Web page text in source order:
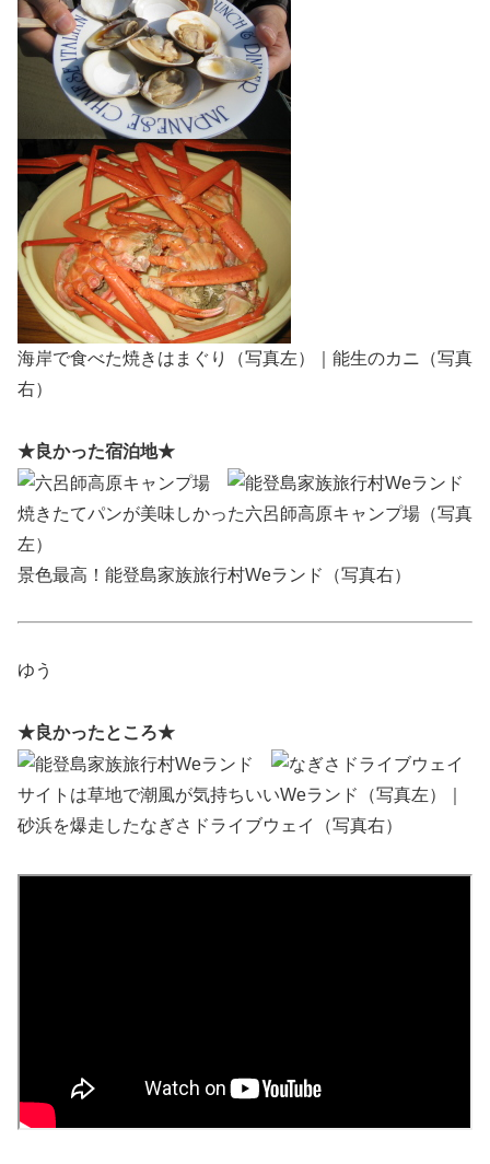
海岸で食べた焼きはまぐり（写真左）｜能生のカニ（写真
右）
★良かった宿泊地★
焼きたてパンが美味しかった六呂師高原キャンプ場（写真
左）
景色最高！能登島家族旅行村Weランド（写真右）
ゆう
★良かったところ★
サイトは草地で潮風が気持ちいいWeランド（写真左）｜
砂浜を爆走したなぎさドライブウェイ（写真右）